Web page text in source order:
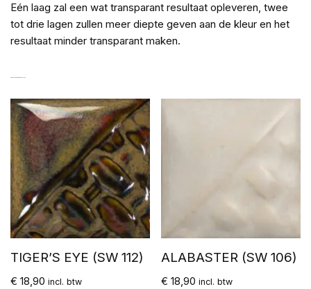
Eén laag zal een wat transparant resultaat opleveren, twee
tot drie lagen zullen meer diepte geven aan de kleur en het
resultaat minder transparant maken.
TIGER’S EYE (SW 112)
€ 18,90 incl. btw
ALABASTER (SW 106)
€ 18,90 incl. btw